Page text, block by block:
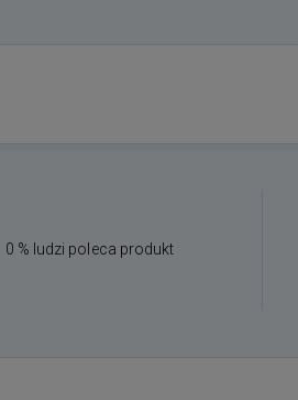
0 % ludzi poleca produkt